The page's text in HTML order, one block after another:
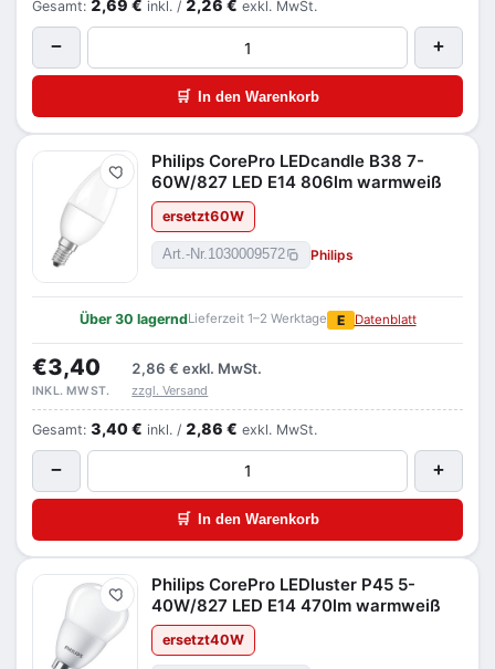
Gesamt: 2,69 € inkl. / 2,26 € exkl. MwSt.
− +
🛒 In den Warenkorb
Merken
Philips CorePro LEDcandle B38 7-
60W/827 LED E14 806lm warmweiß
ersetzt60W
Art.-Nr.1030009572 Philips
Über 30 lagerndLieferzeit 1–2 Werktage E Datenblatt
€3,40 2,86 € exkl. MwSt.
INKL. MWST. zzgl. Versand
Gesamt: 3,40 € inkl. / 2,86 € exkl. MwSt.
− +
🛒 In den Warenkorb
Merken
Philips CorePro LEDluster P45 5-
40W/827 LED E14 470lm warmweiß
ersetzt40W